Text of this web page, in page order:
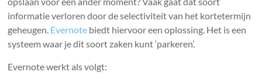
informatie verloren door de selectiviteit van het kortetermijn
geheugen. Evernote biedt hiervoor een oplossing. Het is een
systeem waar je dit soort zaken kunt ‘parkeren’.
Evernote werkt als volgt: